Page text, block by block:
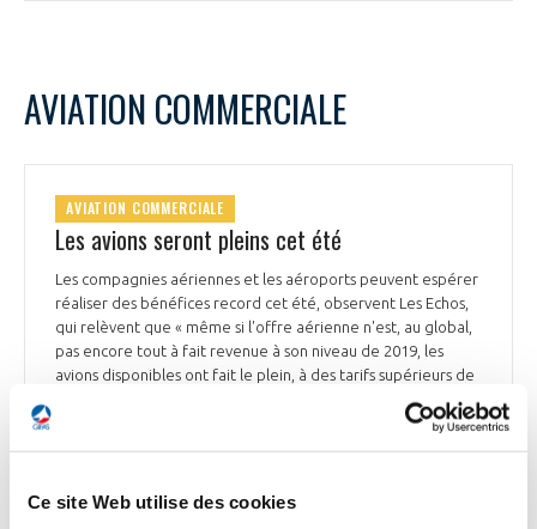
Ce site Web utilise des cookies
AVIATION COMMERCIALE
AVIATION COMMERCIALE
Les avions seront pleins cet été
Les compagnies aériennes et les aéroports peuvent espérer
réaliser des bénéfices record cet été, observent Les Echos,
qui relèvent que « même si l'offre aérienne n'est, au global,
pas encore tout à fait revenue à son niveau de 2019, les
avions disponibles ont fait le plein, à des tarifs supérieurs de
15% à 20%, en moyenne », à ceux d'avant la crise sanitaire.
Les aéroports et les compagnies aériennes se sont préparés
qu'en 2019 », indique le Directeur général d'Air France-KLM,